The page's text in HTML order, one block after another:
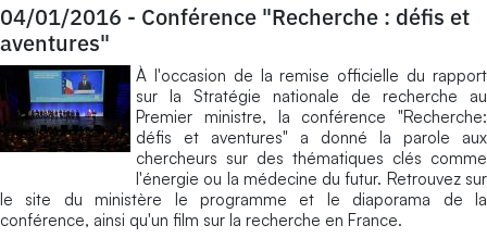
04/01/2016 - Conférence "Recherche : défis et
aventures"
À l'occasion de la remise officielle du rapport
sur la Stratégie nationale de recherche au
Premier ministre, la conférence "Recherche:
défis et aventures" a donné la parole aux
chercheurs sur des thématiques clés comme
l'énergie ou la médecine du futur. Retrouvez sur
le site du ministère le programme et le diaporama de la
conférence, ainsi qu'un film sur la recherche en France.